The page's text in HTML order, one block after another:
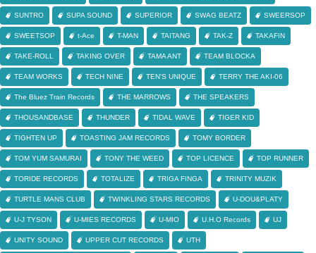
SUNTRO SUPA SOUND SUPERIOR SWAG BEATZ SWEERSOP
SWEETSOP t-Ace T-MAN TAITANG TAK-Z TAKAFIN
TAKE-ROLL TAKING OVER TAMA ANT TEAM BLOCKA
TEAM WORKS TECH NINE TEN'S UNIQUE TERRY THE AKI-06
The Bluez Train Records THE MARROWS THE SPEAKERS
THOUSANDBASE THUNDER TIDAL WAVE TIGER KID
TIGHTEN UP TOASTING JAM RECORDS TOMY BORDER
TOM YUM SAMURAI TONY THE WEED TOP LICENCE TOP RUNNER
TORIDE RECORDS TOTALIZE TRIGA FINGA TRINITY MUZIK
TURTLE MANS CLUB TWINKLING STARS RECORDS U-DOU&PLATY
U-J TYSON U-MIES RECORDS U-MIO U.H.O Records UJ
UNITY SOUND UPPER CUT RECORDS UTH